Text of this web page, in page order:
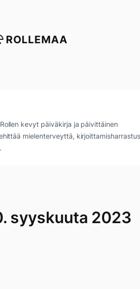
ROLLEMAA
kevyt päiväkirja ja päivittäinen
mielenterveyttä,
syyskuuta 2023